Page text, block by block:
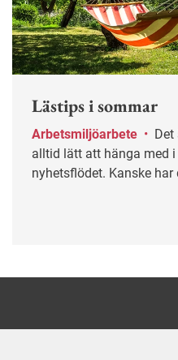
Lästips i sommar
Arbetsmiljöarbete •
alltid lätt att hänga med i
nyhetsflödet. Kanske